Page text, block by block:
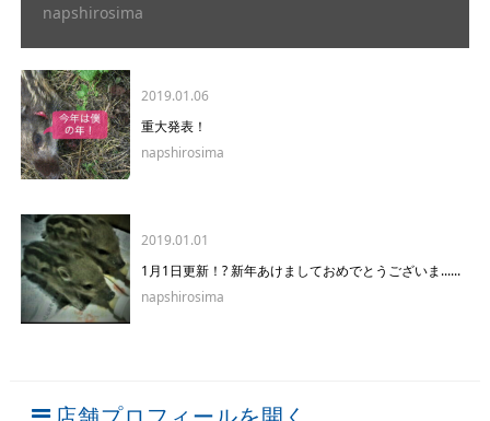
napshirosima
2019.01.06
重大発表！
napshirosima
2019.01.01
1月1日更新！? 新年あけましておめでとうございま......
napshirosima